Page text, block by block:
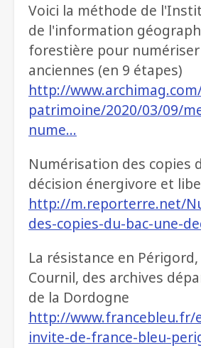
Voici la méthode de
de l'information
forestière pour
anciennes (en 9 étapes)
http://
patrimoine/2020/03/09/
nume…
Numérisation des copies
décision énergivore et
http://m.reporterre.net/
des-copies-du-bac-une-
La résistance en
Cournil, des archives
de la Dordogne
http://www.francebleu.fr/
invite-de-france-bleu-